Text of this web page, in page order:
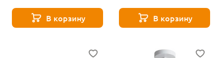
В корзину В корзину